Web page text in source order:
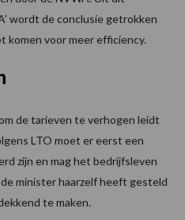
wordt de conclusie getrokken
komen voor meer efficiency.
de tarieven te verhogen leidt
LTO moet er eerst een
zijn en mag het bedrijfsleven
minister haarzelf heeft gesteld
te maken.